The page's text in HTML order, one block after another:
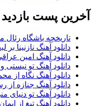
آخرین پست
تاریخچه باشگاه رئال
دانلود آهنگ نازنینا
دانلود آهنگ امین
دانلود آهنگ تو
دانلود آهنگ نگاه از
دانلود آهنگ جنازه از
دانلود آهنگ تو دنیای
دانلود آهنگ تیغ از